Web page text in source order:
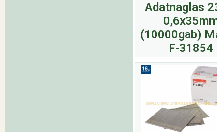
Adatnaglas
(10000gab)
F-31854